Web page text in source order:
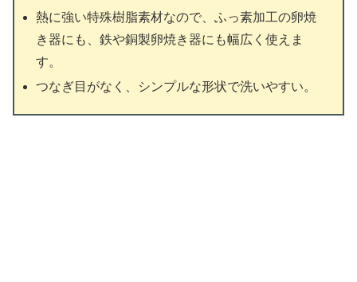
熱に強い特殊樹脂素材なので、ふっ素加工の卵焼
き器にも、鉄や銅製卵焼き器にも幅広く使えま
す。
つなぎ目がなく、シンプルな形状で洗いやすい。